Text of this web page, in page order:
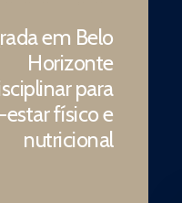
em Belo
Horizonte
para
físico e
nutricional